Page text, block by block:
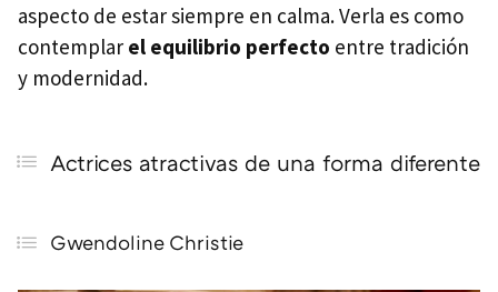
aspecto de estar siempre en calma. Verla es como
contemplar el equilibrio perfecto entre tradición
y modernidad.
Actrices atractivas de una forma diferente
Gwendoline Christie